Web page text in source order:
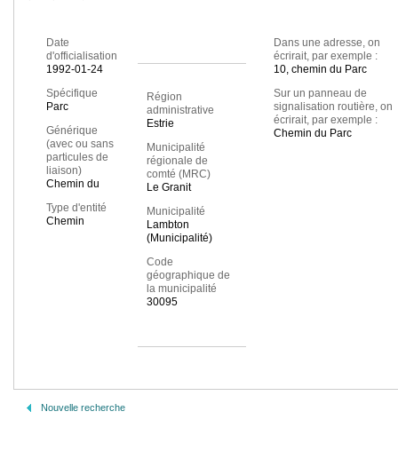
Date
d'officialisation
1992-01-24
Spécifique
Parc
Générique
(avec ou sans
particules de
liaison)
Chemin du
Type d'entité
Chemin
Région
administrative
Estrie
Municipalité
régionale de
comté (MRC)
Le Granit
Municipalité
Lambton
(Municipalité)
Code
géographique de
la municipalité
30095
Dans une adresse, on
écrirait, par exemple :
10, chemin du Parc
Sur un panneau de
signalisation routière, on
écrirait, par exemple :
Chemin du Parc
Nouvelle recherche